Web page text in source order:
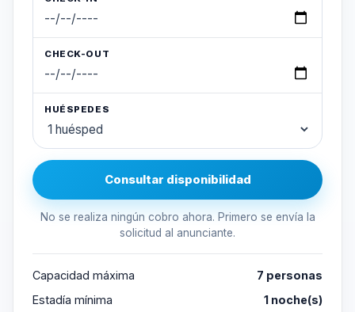
CHECK-OUT
HUÉSPEDES
Consultar disponibilidad
No se realiza ningún cobro ahora. Primero se envía la
solicitud al anunciante.
Capacidad máxima
7 personas
Estadía mínima
1 noche(s)